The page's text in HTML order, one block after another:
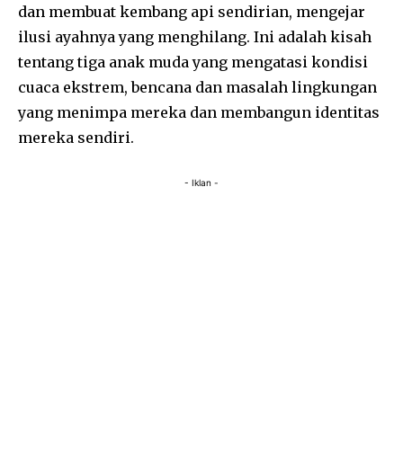
dan membuat kembang api sendirian, mengejar
ilusi ayahnya yang menghilang. Ini adalah kisah
tentang tiga anak muda yang mengatasi kondisi
cuaca ekstrem, bencana dan masalah lingkungan
yang menimpa mereka dan membangun identitas
mereka sendiri.
- Iklan -